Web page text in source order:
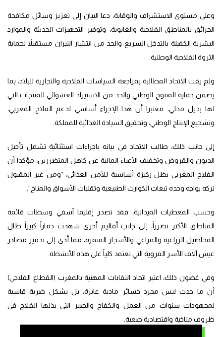
وعلى مستوى الاستشراف والوقاية، دعا البيان إلى تعزيز وسائل مكافحة
الحرائق بالمناطق الفلاحية والغابوية، وتوفير التجهيزات الحديثة والموارد
البشرية الكفيلة بالتدخل السريع والحد من انتشار النيران مستقبلاً لحماية
الثروة الفلاحية الوطنية.
ولم يفت الاتحاد المطالبة بمراجعة السياسات الفلاحية والتجارية للبلاد، بما
يضمن حماية المنتوج الوطني والحد من الاستيراد العشوائي للمنتجات التي
لها بديل محلي، معتبرا أن هذا الإجراء أساسي لدعم الفلاح المغربي،
وتشجيع الإنتاج الوطني، وتحقيق السيادة الغذائية للمملكة.
إلى جانب ذلك، طالب الاتحاد في بيانه باجراءات استثنائية تشمل تأجيل
الديون والقروض وتخفيف الأعباء المالية عن كاهل المتضررين، مؤكدا أن
الفلاح المغربي يظل ركيزة أساسية للأمن الغذائي، “ومن غير المقبول
تركه يواجه وحده تبعات الكوارث الطبيعية وتقلبات الأسواق والمناخ”.
وحسب المعطيات الميدانية، فقد تصدر إقليما آسفي وسطات قائمة
المناطق الأكثر تضرراً، إلى جانب أقاليم أخرى شهدت دماراً كبيراً طال
المحاصيل الزراعية والمراعي والأشجار المثمرة، مما أدى إلى تدمير مصادر
عيش آلاف الأسر القروية التي تعتمد كلياً على هذه الأنشطة.
وفي غضون ذلك، اعتبر اتحاد النقابات المهنية بالمغرب (القطاع الفلاحي)
أن ما حدث ليس مجرد خسائر مادية عابرة، بل يشكل ضربة قاسية
لمجهودات سنوات من العمل والكفاح والصبر التي بذلها الفلاح في
ظروف مناخية واقتصادية صعبة.